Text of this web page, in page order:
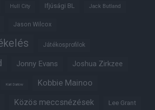
Hull City Ifjúsági BL Jack Butland
Jason Wilcox
Játékosprofilok
Jonny Evans Joshua Zirkzee
Karl Darlow Kobbie Mainoo
Közös meccsnézések Lee Grant